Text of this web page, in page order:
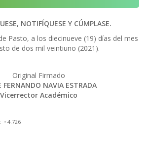
NOTIFÍQUESE Y CÚMPLASE.
Pasto, a los diecinueve (19) días del mes
de dos mil veintiuno (2021).
Original Firmado
FERNANDO NAVIA ESTRADA
Vicerrector Académico
4.726